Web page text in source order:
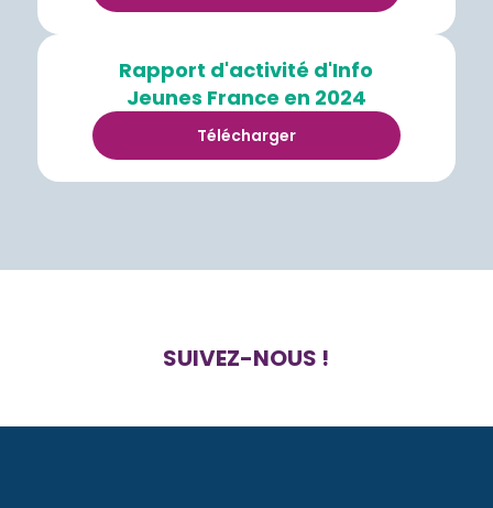
Rapport d'activité d'Info
Jeunes France en 2024
Télécharger
SUIVEZ-NOUS !